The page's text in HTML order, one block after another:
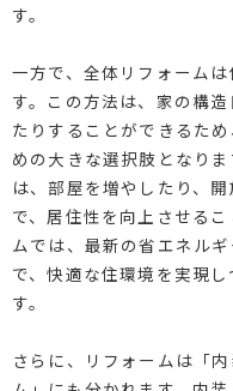
す。
一方で、全体リフォーム
す。この方法は、家の構
たりすることができるた
めの大きな選択肢となり
は、部屋を増やしたり、
で、居住性を向上させる
ムでは、最新の省エネル
で、快適な住環境を実現
す。
さらに、リフォームは「